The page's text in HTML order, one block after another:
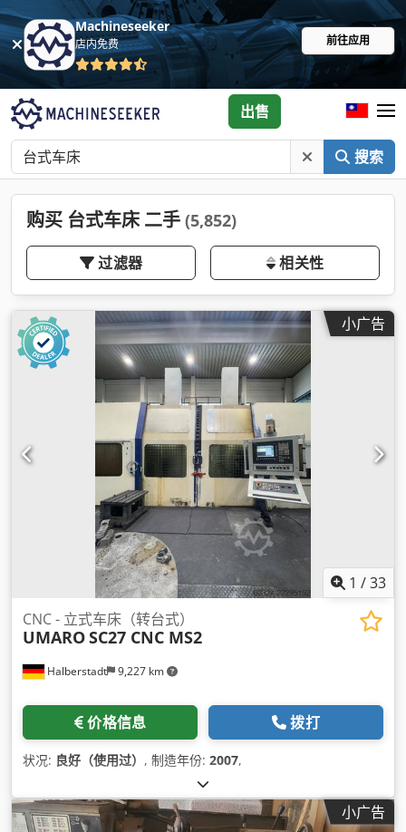
Machineseeker
店内免费 前往应用
搜索
出售
购买 台式车床 二手 (5,852)
过滤器 相关性
小广告
1 /33
Halberstadt 9,227 km
CNC - 立式车床（转台式）
UMAROSC27 CNC MS2
价格信息 拨打
状况: 良好（使用过） , 制造年份: 2007,
小广告